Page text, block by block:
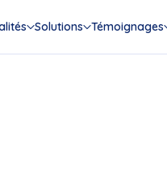
Solutions Témoignages